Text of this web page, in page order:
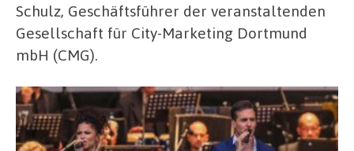
Schulz, Geschäftsführer der veranstaltenden
Gesellschaft für City-Marketing Dortmund
mbH (CMG).